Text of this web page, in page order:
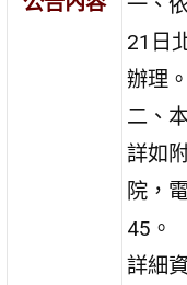
21日
辦理。
二、
詳如
院，
45。
詳細